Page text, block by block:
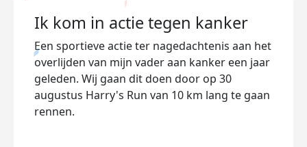
Ik kom in actie tegen kanker
Een sportieve actie ter nagedachtenis aan het
overlijden van mijn vader aan kanker een jaar
geleden. Wij gaan dit doen door op 30
augustus Harry's Run van 10 km lang te gaan
rennen.